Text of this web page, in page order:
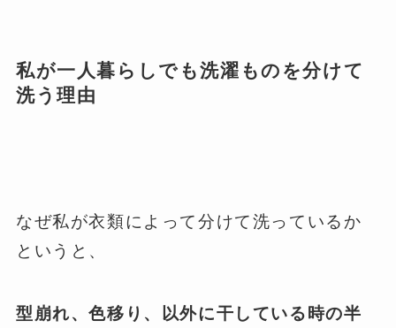
私が一人暮らしでも洗濯ものを分けて
洗う理由
なぜ私が衣類によって分けて洗っているか
というと、
型崩れ、色移り、以外に干している時の半